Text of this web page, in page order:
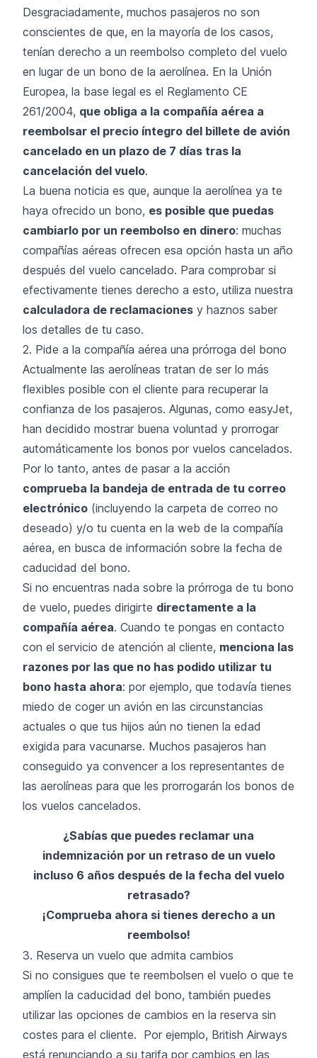
Desgraciadamente, muchos pasajeros no son
conscientes de que, en la mayoría de los casos,
tenían derecho a un reembolso completo del vuelo
en lugar de un bono de la aerolínea. En la Unión
Europea, la base legal es el Reglamento CE
261/2004, que obliga a la compañía aérea a
reembolsar el precio íntegro del billete de avión
cancelado en un plazo de 7 días tras la
cancelación del vuelo.
La buena noticia es que, aunque la aerolínea ya te
haya ofrecido un bono, es posible que puedas
cambiarlo por un reembolso en dinero: muchas
compañías aéreas ofrecen esa opción hasta un año
después del vuelo cancelado. Para comprobar si
efectivamente tienes derecho a esto, utiliza nuestra
calculadora de reclamaciones y haznos saber
los detalles de tu caso.
2. Pide a la compañía aérea una prórroga del bono
Actualmente las aerolíneas tratan de ser lo más
flexibles posible con el cliente para recuperar la
confianza de los pasajeros. Algunas, como easyJet,
han decidido mostrar buena voluntad y prorrogar
automáticamente los bonos por vuelos cancelados.
Por lo tanto, antes de pasar a la acción
comprueba la bandeja de entrada de tu correo
electrónico (incluyendo la carpeta de correo no
deseado) y/o tu cuenta en la web de la compañía
aérea, en busca de información sobre la fecha de
caducidad del bono.
Si no encuentras nada sobre la prórroga de tu bono
de vuelo, puedes dirigirte directamente a la
compañía aérea. Cuando te pongas en contacto
con el servicio de atención al cliente, menciona las
razones por las que no has podido utilizar tu
bono hasta ahora: por ejemplo, que todavía tienes
miedo de coger un avión en las circunstancias
actuales o que tus hijos aún no tienen la edad
exigida para vacunarse. Muchos pasajeros han
conseguido ya convencer a los representantes de
las aerolíneas para que les prorrogarán los bonos de
los vuelos cancelados.
¿Sabías que puedes reclamar una
indemnización por un retraso de un vuelo
incluso 6 años después de la fecha del vuelo
retrasado?
¡Comprueba ahora si tienes derecho a un
reembolso!
3. Reserva un vuelo que admita cambios
Si no consigues que te reembolsen el vuelo o que te
amplíen la caducidad del bono, también puedes
utilizar las opciones de cambios en la reserva sin
costes para el cliente. Por ejemplo, British Airways
está renunciando a su tarifa por cambios en las